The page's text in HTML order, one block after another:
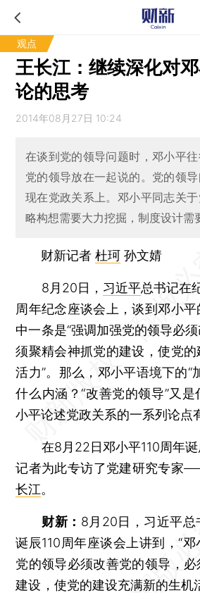
观点
王长江：继续深化对
论的思考
2014年08月27日 10:24
在谈到党的领导问题时，邓小平
党的领导放在一起说的。党的领
现在党政关系上。邓小平同志关
略构想需要大力挖掘，制度设计需
财新记者杜珂 孙文婧
8月20日， 习近平总书记在
周年纪念座谈会上，谈到邓小
中一条是“强调加强党的领导必
须聚精会神抓党的建设，使党
活力”。那么，邓小平语境下的“
什么内涵？“改善党的领导”又
小平论述党政关系的一系列论点
在8月22日邓小平110周年诞
记者为此专访了党建研究专家
长江。
财新： 8月20日，习近平总
诞辰110周年座谈会上讲到，“
党的领导必须改善党的领导，
建设，使党的建设充满新的生机